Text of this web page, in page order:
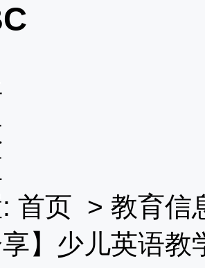
首页 > 教育信
享】少儿英语教